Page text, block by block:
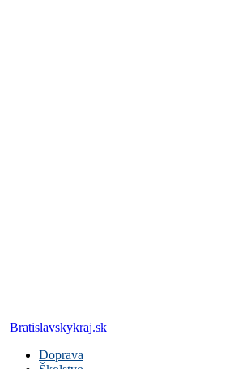
Bratislavskykraj.sk
Doprava